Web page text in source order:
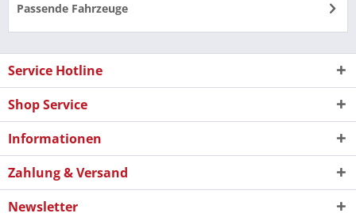
Passende Fahrzeuge
Service Hotline
Shop Service
Informationen
Zahlung & Versand
Newsletter